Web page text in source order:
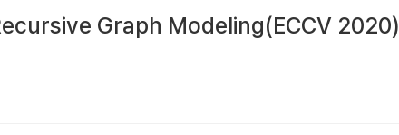
Graph Modeling(ECCV 2020)